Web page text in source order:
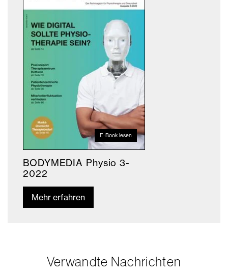
E-Book lesen
BODYMEDIA Physio 3-
2022
Mehr erfahren
Verwandte Nachrichten